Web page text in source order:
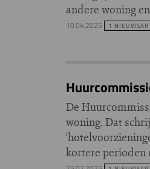
andere woning
10.04.2025 1
De
woning. Dat
kortere perioden